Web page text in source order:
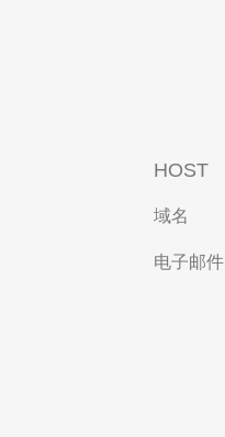
HOST
域名
电子邮件